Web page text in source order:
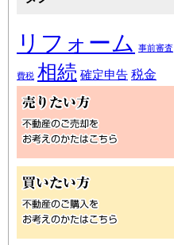
リフォーム 事前審査
費税 相続 確定申告 税金